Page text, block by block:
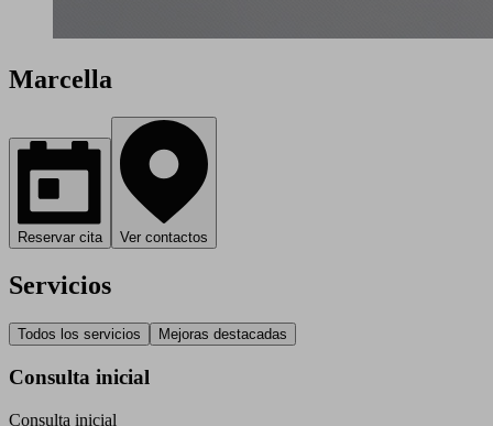
Marcella
Reservar cita Ver contactos
Servicios
Todos los servicios Mejoras destacadas
Consulta inicial
Consulta inicial